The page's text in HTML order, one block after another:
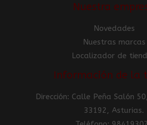
Nuestra
Novedades
Nuestras marcas
Localizador de
Información de la
Dirección: Calle Peña Salón
33192, Asturias.